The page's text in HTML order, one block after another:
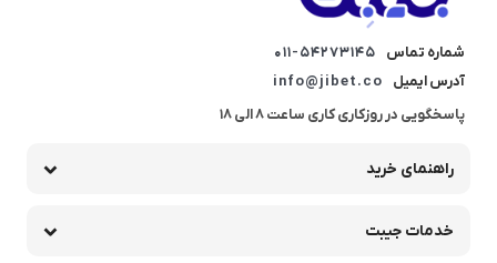
شماره تماس
011-54273145
آدرس ایمیل
info@jibet.co
پاسخگویی در روزکاری کاری ساعت 8 الی 18
راهنمای خرید
خدمات جیبت